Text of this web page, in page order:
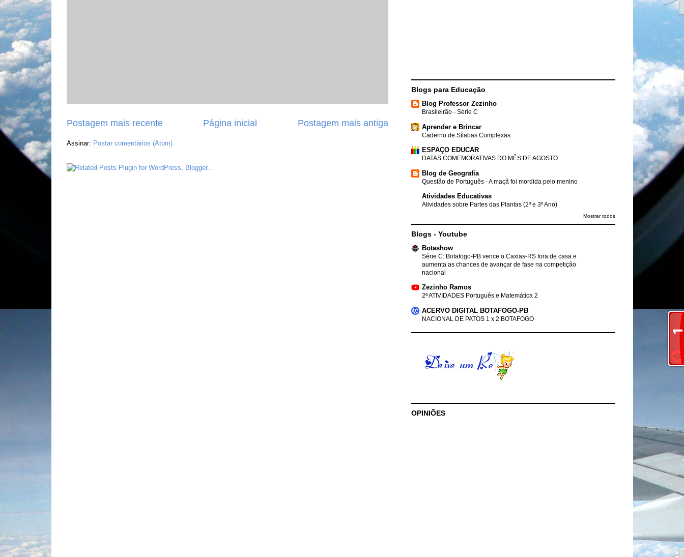
Postagem mais recente Postagem mais antiga
Página inicial
Assinar: Postar comentários (Atom)
Blogs para Educação
Blog Professor Zezinho
Brasileirão - Série C
Aprender e Brincar
Caderno de Sílabas Complexas
ESPAÇO EDUCAR
DATAS COMEMORATIVAS DO MÊS DE AGOSTO
Blog de Geografia
Questão de Português - A maçã foi mordida pelo menino
Atividades Educativas
Atividades sobre Partes das Plantas (2º e 3º Ano)
Mostrar todos
Blogs - Youtube
Botashow
Série C: Botafogo-PB vence o Caxias-RS fora de casa e
aumenta as chances de avançar de fase na competição
nacional
Zezinho Ramos
2ª ATIVIDADES Português e Matemática 2
ACERVO DIGITAL BOTAFOGO-PB
NACIONAL DE PATOS 1 x 2 BOTAFOGO
OPINIÕES